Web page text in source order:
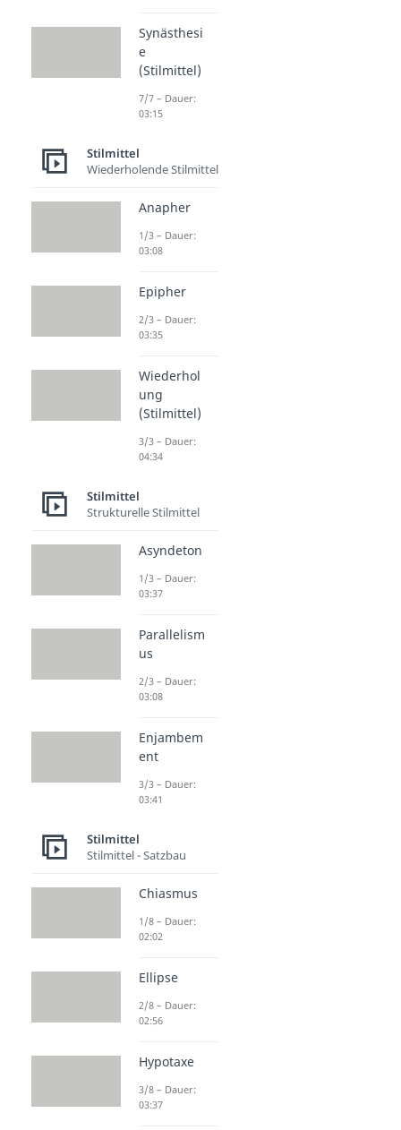
Synästhesi
e
(Stilmittel)
7/7 – Dauer:
03:15
Stilmittel
Wiederholende Stilmittel
Anapher
1/3 – Dauer:
03:08
Epipher
2/3 – Dauer:
03:35
Wiederhol
ung
(Stilmittel)
3/3 – Dauer:
04:34
Stilmittel
Strukturelle Stilmittel
Asyndeton
1/3 – Dauer:
03:37
Parallelism
us
2/3 – Dauer:
03:08
Enjambem
ent
3/3 – Dauer:
03:41
Stilmittel
Stilmittel - Satzbau
Chiasmus
1/8 – Dauer:
02:02
Ellipse
2/8 – Dauer:
02:56
Hypotaxe
3/8 – Dauer:
03:37